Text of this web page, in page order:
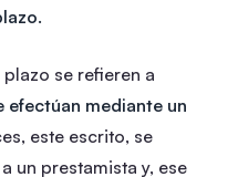
.
se refieren a
efectúan mediante un
este escrito, se
un prestamista y, ese